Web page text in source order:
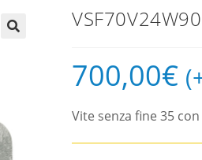
700,00€
Vite senza fine 35 con